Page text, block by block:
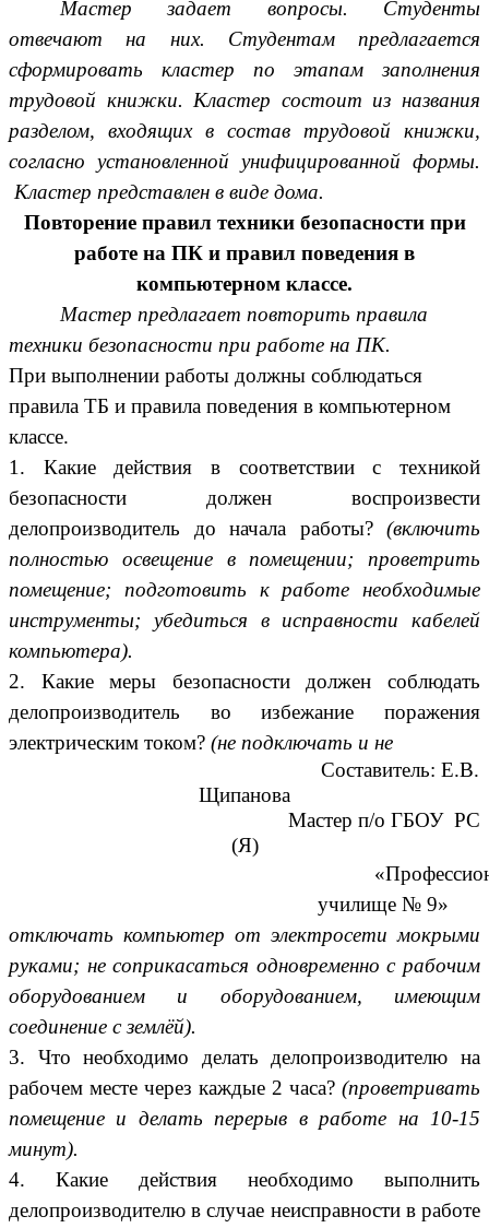
Мастер задает вопросы. Студенты
отвечают на них. Студентам предлагается
сформировать кластер по этапам заполнения
трудовой книжки. Кластер состоит из названия
разделом, входящих в состав трудовой книжки,
согласно установленной унифицированной формы.
Кластер представлен в виде дома.
Повторение правил техники безопасности при
работе на ПК и правил поведения в
компьютерном классе.
Мастер предлагает повторить правила
техники безопасности при работе на ПК.
При выполнении работы должны соблюдаться
правила ТБ и правила поведения в компьютерном
классе.
1. Какие действия в соответствии с техникой
безопасности должен воспроизвести
делопроизводитель до начала работы? (включить
полностью освещение в помещении; проветрить
помещение; подготовить к работе необходимые
инструменты; убедиться в исправности кабелей
компьютера).
2. Какие меры безопасности должен соблюдать
делопроизводитель во избежание поражения
электрическим током? (не подключать и не
Составитель: Е.В.
Щипанова
Мастер п/о ГБОУ РС
(Я)
училище № 9»
отключать компьютер от электросети мокрыми
руками; не соприкасаться одновременно с рабочим
оборудованием и оборудованием, имеющим
соединение с землёй).
3. Что необходимо делать делопроизводителю на
рабочем месте через каждые 2 часа? (проветривать
помещение и делать перерыв в работе на 10-15
минут).
4. Какие действия необходимо выполнить
делопроизводителю в случае неисправности в работе